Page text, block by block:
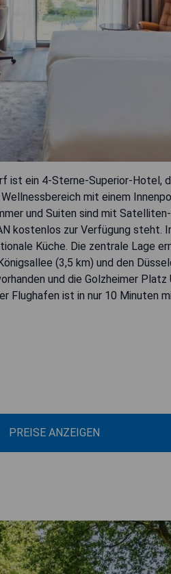
ist ein 4-Sterne-Superior-Hotel,
mit einem
und Suiten sind mit Satelliten-
kostenlos zur Verfügung steht.
Küche. Die zentrale Lage
(3,5 km) und den
und die Golzheimer
ist in nur 10 Minuten
PREISE ANZEIGEN